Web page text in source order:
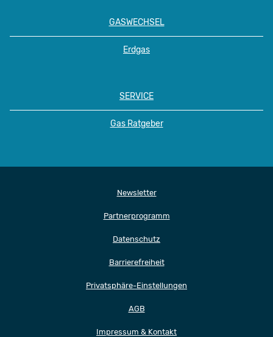
GASWECHSEL
Erdgas
SERVICE
Gas Ratgeber
Newsletter
Partnerprogramm
Datenschutz
Barrierefreiheit
Privatsphäre-Einstellungen
AGB
Impressum & Kontakt